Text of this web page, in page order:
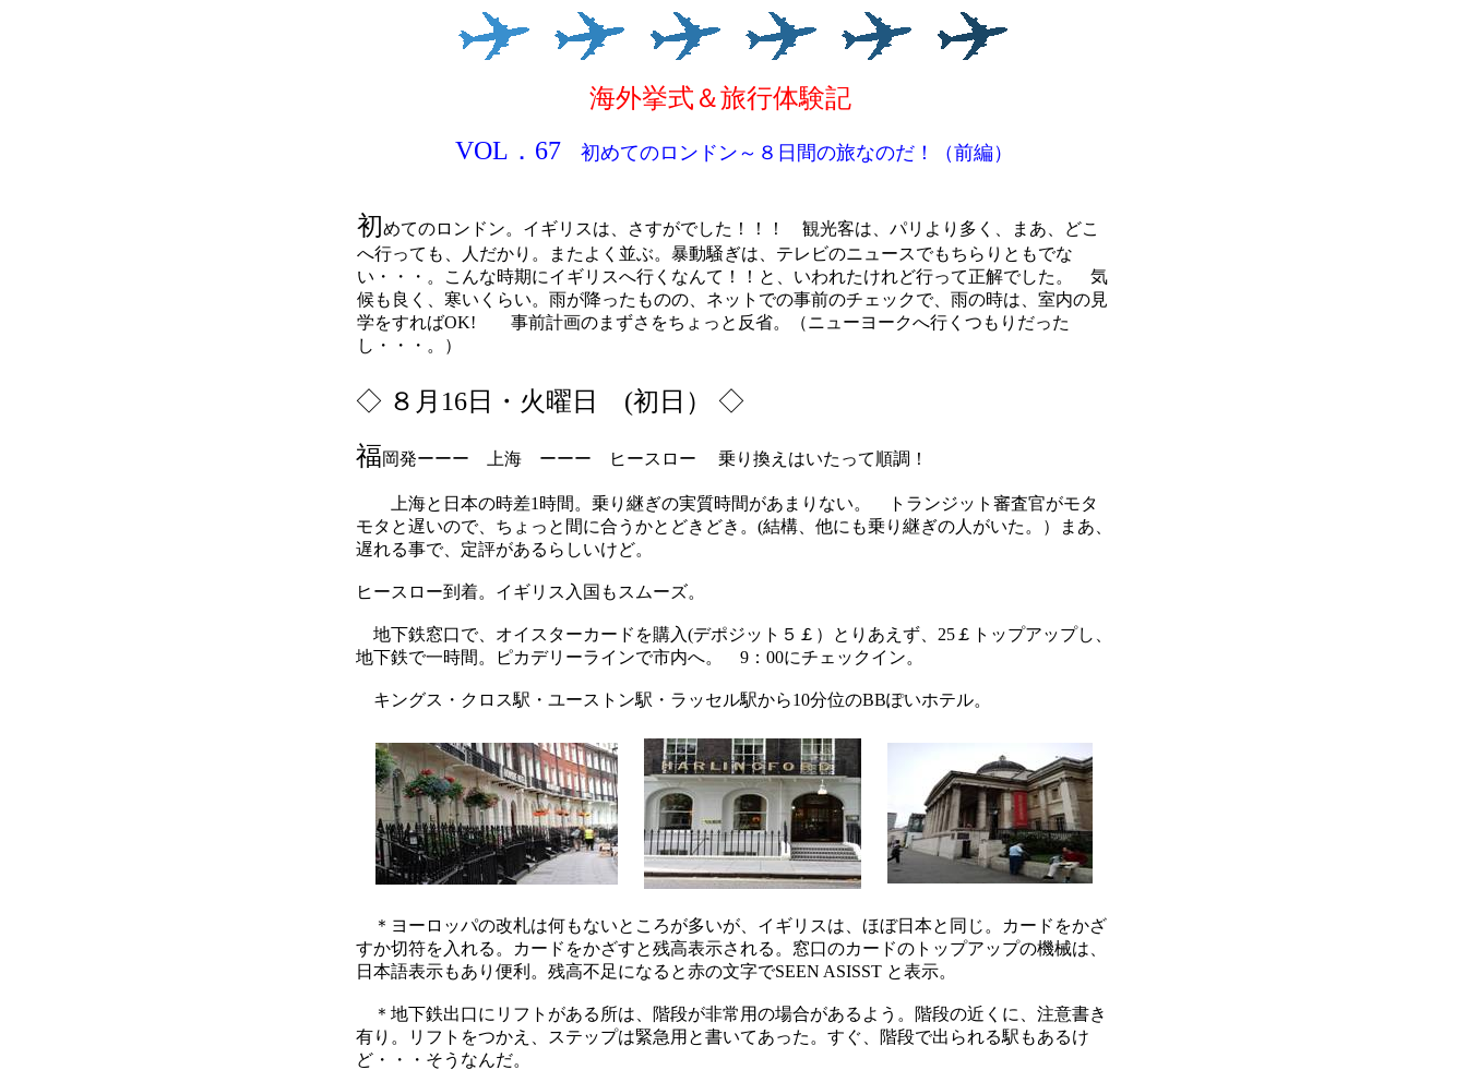
海外挙式＆旅行体験記
VOL．67
初めてのロンドン～８日間の旅なのだ！（前編）
初めてのロンドン。イギリスは、さすがでした！！！ 観光客は、パリより多く、まあ、どこ
へ行っても、人だかり。またよく並ぶ。暴動騒ぎは、テレビのニュースでもちらりともでな
い・・・。こんな時期にイギリスへ行くなんて！！と、いわれたけれど行って正解でした。 気
候も良く、寒いくらい。雨が降ったものの、ネットでの事前のチェックで、雨の時は、室内の見
学をすればOK! 事前計画のまずさをちょっと反省。（ニューヨークへ行くつもりだった
し・・・。）
◇ ８月16日・火曜日 (初日）
◇
福岡発ーーー 上海 ーーー ヒースロー 乗り換えはいたって順調！
上海と日本の時差1時間。乗り継ぎの実質時間があまりない。 トランジット審査官がモタ
モタと遅いので、ちょっと間に合うかとどきどき。(結構、他にも乗り継ぎの人がいた。）まあ、
遅れる事で、定評があるらしいけど。
ヒースロー到着。イギリス入国もスムーズ。
地下鉄窓口で、オイスターカードを購入(デポジット５￡）とりあえず、25￡トップアップし、
地下鉄で一時間。ピカデリーラインで市内へ。 9：00にチェックイン。
キングス・クロス駅・ユーストン駅・ラッセル駅から10分位のBBぽいホテル。
＊ヨーロッパの改札は何もないところが多いが、イギリスは、ほぼ日本と同じ。カードをかざ
すか切符を入れる。カードをかざすと残高表示される。窓口のカードのトップアップの機械は、
日本語表示もあり便利。残高不足になると赤の文字でSEEN ASISST と表示。
＊地下鉄出口にリフトがある所は、階段が非常用の場合があるよう。階段の近くに、注意書き
有り。リフトをつかえ、ステップは緊急用と書いてあった。すぐ、階段で出られる駅もあるけ
ど・・・そうなんだ。